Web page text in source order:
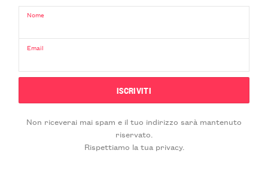
Nome
Email
Non riceverai mai spam e il tuo indirizzo sarà mantenuto
riservato.
Rispettiamo la tua privacy.